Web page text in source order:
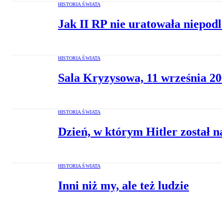
HISTORIA ŚWIATA
Jak II RP nie uratowała
HISTORIA ŚWIATA
Sala Kryzysowa, 11 września
HISTORIA ŚWIATA
Dzień, w którym Hitler został
HISTORIA ŚWIATA
Inni niż my, ale też ludzie